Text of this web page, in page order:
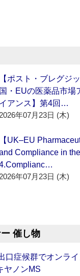
【ポスト・ブレグジ
国・EUの医薬品市場
イアンス】第4回…
2026年07月23日 (木)
【UK–EU
Compliance in
2026年07月23日 (木)
催し物
口症候群でオンラ
ヤノンMS